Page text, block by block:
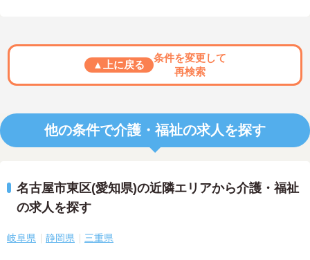
▲上に戻る
条件を変更して
再検索
他の条件で介護・福祉の求人を探す
名古屋市東区(愛知県)の近隣エリアから介護・福祉
の求人を探す
岐阜県 静岡県 三重県